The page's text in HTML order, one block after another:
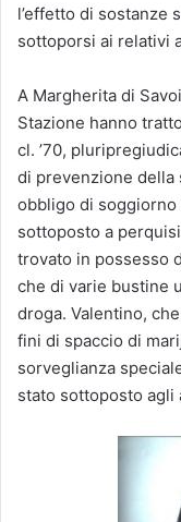
l’effetto di sostanze
sottoporsi ai relativi
A Margherita di
Stazione hanno
cl. ’70,
di prevenzione della
obbligo di soggiorno
sottoposto a
trovato in possesso
che di varie bustine
droga. Valentino,
fini di spaccio di
sorveglianza
stato sottoposto